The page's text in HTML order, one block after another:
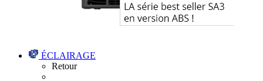
ÉCLAIRAGE
Retour